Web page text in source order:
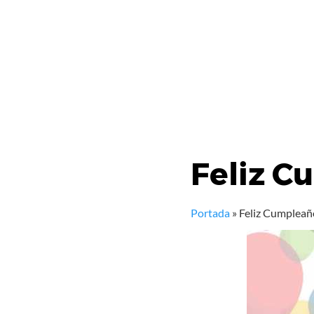
Feliz
Portada » Feliz